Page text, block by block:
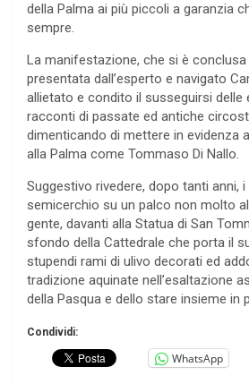
della Palma ai più piccoli a garanzia
sempre.
La manifestazione, che si è
presentata dall’esperto e navigato
allietato e condito il susseguirsi delle
racconti di passate ed antiche
dimenticando di mettere in evidenza
alla Palma come Tommaso Di Nallo.
Suggestivo rivedere, dopo tanti anni,
semicerchio su un palco non molto
gente, davanti alla Statua di San
sfondo della Cattedrale che porta il
stupendi rami di ulivo decorati ed
tradizione aquinate nell’esaltazione
della Pasqua e dello stare insieme in
Condividi:
WhatsApp